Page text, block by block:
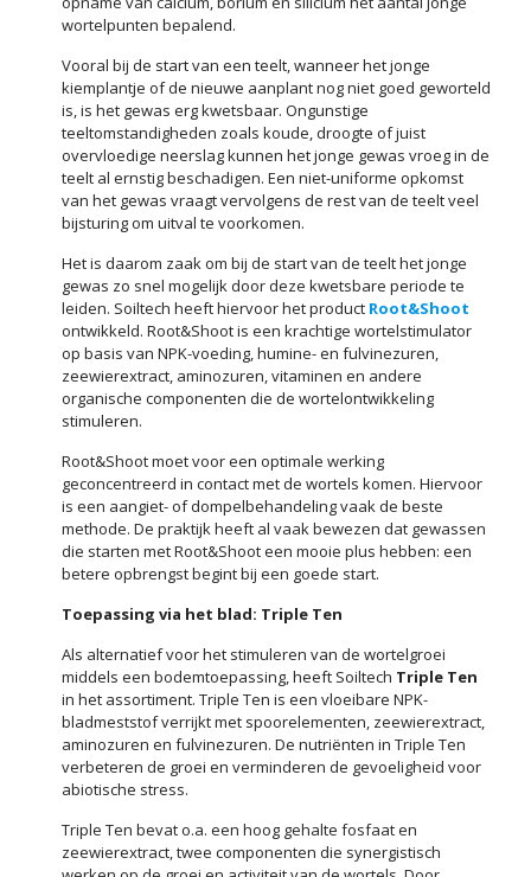
wortelpunten bepalend.
Vooral bij de start van een teelt, wanneer het jonge
kiemplantje of de nieuwe aanplant nog niet goed geworteld
is, is het gewas erg kwetsbaar. Ongunstige
teeltomstandigheden zoals koude, droogte of juist
overvloedige neerslag kunnen het jonge gewas vroeg in de
teelt al ernstig beschadigen. Een niet-uniforme opkomst
van het gewas vraagt vervolgens de rest van de teelt veel
bijsturing om uitval te voorkomen.
Het is daarom zaak om bij de start van de teelt het jonge
gewas zo snel mogelijk door deze kwetsbare periode te
leiden. Soiltech heeft hiervoor het product Root&Shoot
ontwikkeld. Root&Shoot is een krachtige wortelstimulator
op basis van NPK-voeding, humine- en fulvinezuren,
zeewierextract, aminozuren, vitaminen en andere
organische componenten die de wortelontwikkeling
stimuleren.
Root&Shoot moet voor een optimale werking
geconcentreerd in contact met de wortels komen. Hiervoor
is een aangiet- of dompelbehandeling vaak de beste
methode. De praktijk heeft al vaak bewezen dat gewassen
die starten met Root&Shoot een mooie plus hebben: een
betere opbrengst begint bij een goede start.
Toepassing via het blad: Triple Ten
Als alternatief voor het stimuleren van de wortelgroei
middels een bodemtoepassing, heeft Soiltech Triple Ten
in het assortiment. Triple Ten is een vloeibare NPK-
bladmeststof verrijkt met spoorelementen, zeewierextract,
aminozuren en fulvinezuren. De nutriënten in Triple Ten
verbeteren de groei en verminderen de gevoeligheid voor
abiotische stress.
Triple Ten bevat o.a. een hoog gehalte fosfaat en
zeewierextract, twee componenten die synergistisch